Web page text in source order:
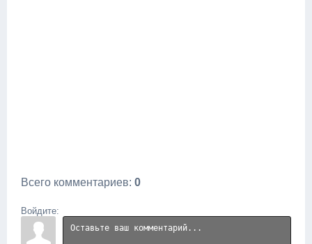
Всего комментариев: 0
Войдите: